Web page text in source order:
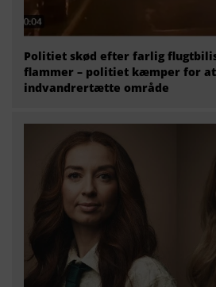
Politiet skød efter farlig
flammer – politiet kæmper for
indvandrertætte område